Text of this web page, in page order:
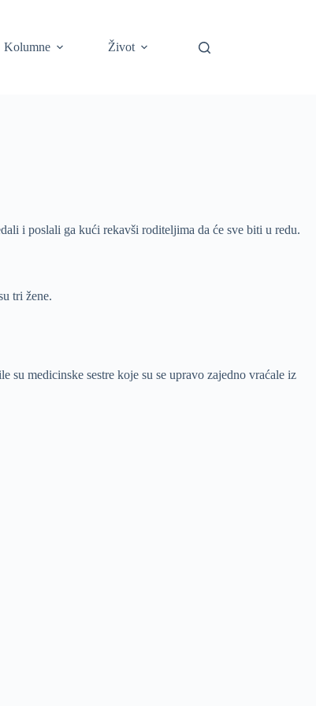
Kolumne Život
i poslali ga kući rekavši roditeljima da će sve biti u redu.
tri žene.
su medicinske sestre koje su se upravo zajedno vraćale iz